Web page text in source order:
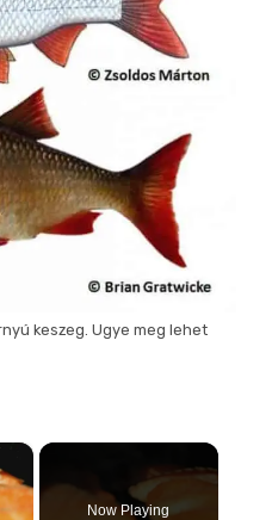
keszeg. Ugye meg lehet
×
Now Playing